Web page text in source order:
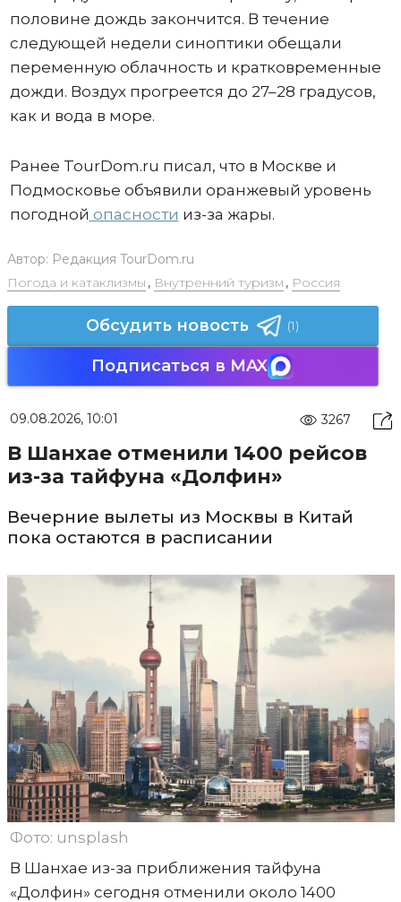
половине дождь закончится. В течение
следующей недели синоптики обещали
переменную облачность и кратковременные
дожди. Воздух прогреется до 27–28 градусов,
как и вода в море.
Ранее TourDom.ru писал, что в Москве и
Подмосковье объявили оранжевый уровень
погодной опасности из-за жары.
Автор: Редакция TourDom.ru
Погода и катаклизмы , Внутренний туризм , Россия
Обсудить новость (1)
Подписаться в MAX
09.08.2026, 10:01 3267
В Шанхае отменили 1400 рейсов
из-за тайфуна «Долфин»
Вечерние вылеты из Москвы в Китай
пока остаются в расписании
Фото: unsplash
В Шанхае из-за приближения тайфуна
«Долфин» сегодня отменили около 1400